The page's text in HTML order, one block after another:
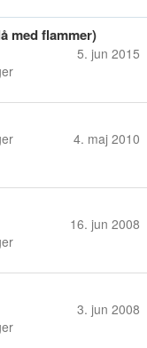
med flammer)
5. jun 2015
4. maj 2010
16. jun 2008
3. jun 2008